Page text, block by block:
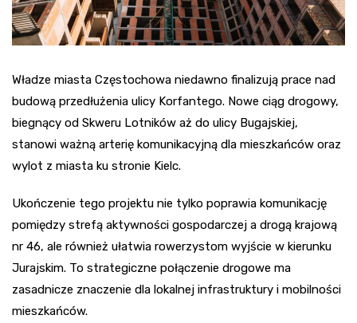
Władze miasta Częstochowa niedawno finalizują prace nad
budową przedłużenia ulicy Korfantego. Nowe ciąg drogowy,
biegnący od Skweru Lotników aż do ulicy Bugajskiej,
stanowi ważną arterię komunikacyjną dla mieszkańców oraz
wylot z miasta ku stronie Kielc.
Ukończenie tego projektu nie tylko poprawia komunikację
pomiędzy strefą aktywności gospodarczej a drogą krajową
nr 46, ale również ułatwia rowerzystom wyjście w kierunku
Jurajskim. To strategiczne połączenie drogowe ma
zasadnicze znaczenie dla lokalnej infrastruktury i mobilności
mieszkańców.